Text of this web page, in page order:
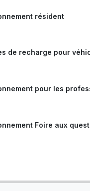
résident
de recharge pour
pour les
Foire aux